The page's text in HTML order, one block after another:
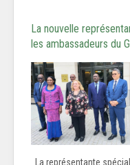
La nouvelle
les ambassadeurs du
La représentante